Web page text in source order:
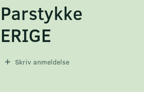
Skriv anmeldelse